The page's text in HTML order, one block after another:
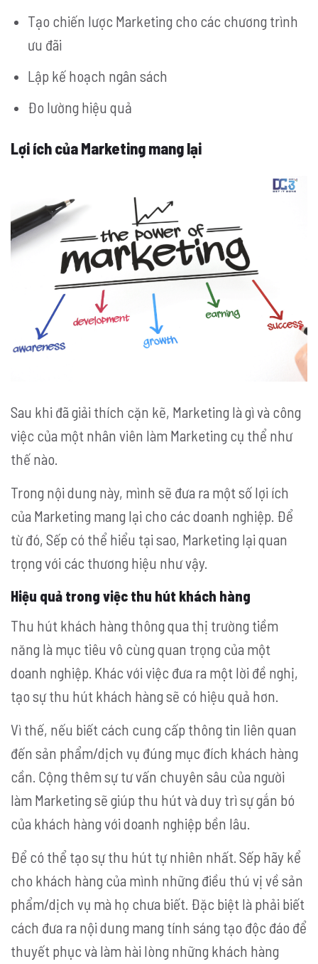
Tạo chiến lược Marketing cho các chương trình
ưu đãi
Lập kế hoạch ngân sách
Đo lường hiệu quả
Lợi ích của Marketing mang lại
Sau khi đã giải thích cặn kẽ, Marketing là gì và công
việc của một nhân viên làm Marketing cụ thể như
thế nào.
Trong nội dung này, mình sẽ đưa ra một số lợi ích
của Marketing mang lại cho các doanh nghiệp. Để
từ đó, Sếp có thể hiểu tại sao, Marketing lại quan
trọng với các thương hiệu như vậy.
Hiệu quả trong việc thu hút khách hàng
Thu hút khách hàng thông qua thị trường tiềm
năng là mục tiêu vô cùng quan trọng của một
doanh nghiệp. Khác với việc đưa ra một lời đề nghị,
tạo sự thu hút khách hàng sẽ có hiệu quả hơn.
Vì thế, nếu biết cách cung cấp thông tin liên quan
đến sản phẩm/dịch vụ đúng mục đích khách hàng
cần. Cộng thêm sự tư vấn chuyên sâu của người
làm Marketing sẽ giúp thu hút và duy trì sự gắn bó
của khách hàng với doanh nghiệp bền lâu.
Để có thể tạo sự thu hút tự nhiên nhất. Sếp hãy kể
cho khách hàng của mình những điều thú vị về sản
phẩm/dịch vụ mà họ chưa biết. Đặc biệt là phải biết
cách đưa ra nội dung mang tính sáng tạo độc đáo để
thuyết phục và làm hài lòng những khách hàng